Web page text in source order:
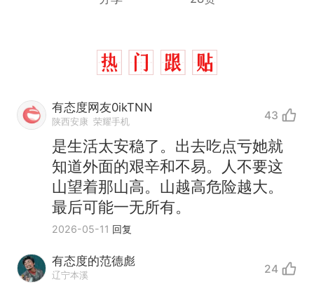
有态度网友0ikTNN
陕西安康 荣耀手机 43
是生活太安稳了。出去吃点亏她就
知道外面的艰辛和不易。人不要这
山望着那山高。山越高危险越大。
最后可能一无所有。
2026-05-11 回复
有态度的范德彪
辽宁本溪 24